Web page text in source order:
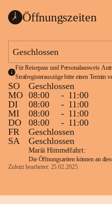
Öffnungszeiten
Geschlossen
Für Reisepass und Personalausweis
Strafregisterauszüge bitte einen Termin
SO
Geschlossen
MO 08:00 - 11:00
DI
08:00 - 11:00
MI
08:00 - 11:00
DO
08:00 - 11:00
FR
Geschlossen
SA
Geschlossen
Mariä Himmelfahrt:
Die Öffnungszeiten können an
Zuletzt bearbeitet: 25.02.2025